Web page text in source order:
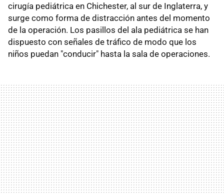
cirugía pediátrica en Chichester, al sur de Inglaterra, y
surge como forma de distracción antes del momento
de la operación. Los pasillos del ala pediátrica se han
dispuesto con señales de tráfico de modo que los
niños puedan "conducir" hasta la sala de operaciones.